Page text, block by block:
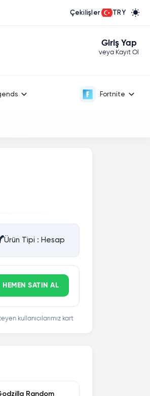
Çekilişler TRY
Giriş Yap
veya Kayıt Ol
Fortnite
Ürün Tipi : Hesap
HEMEN SATIN AL
kullanıcılarımız kart
Random